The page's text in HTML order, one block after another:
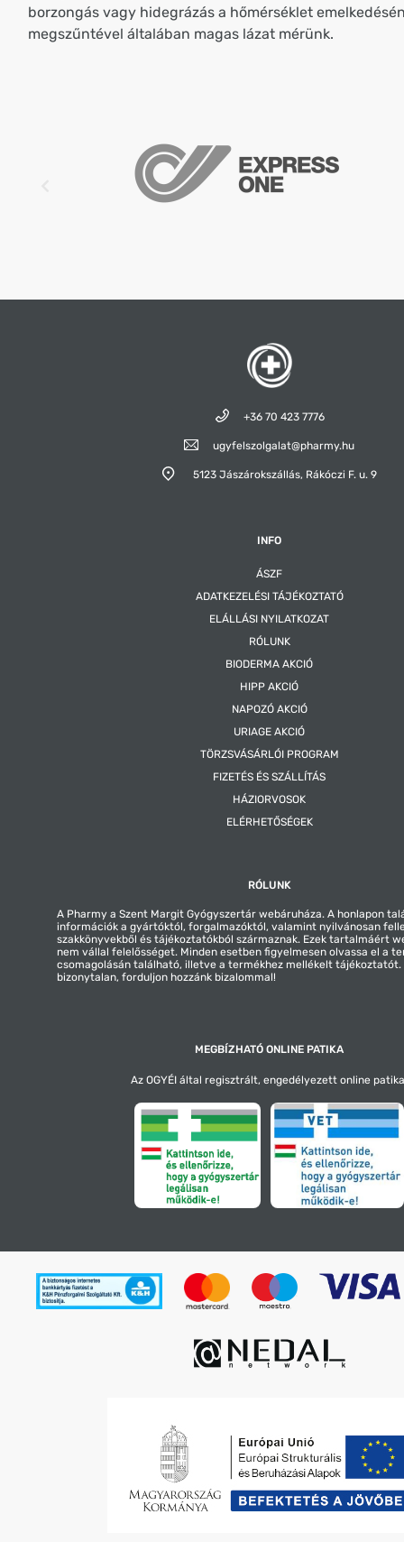
borzongás vagy hidegrázás a hőmérséklet
megszűntével általában magas lázat mérünk.
+36 70 423 7776
ugyfelszolgalat@pharmy.hu
5123 Jászárokszállás, Rákóczi F. u. 9
INFO
ÁSZF
ADATKEZELÉSI TÁJÉKOZTATÓ
ELÁLLÁSI NYILATKOZAT
RÓLUNK
BIODERMA AKCIÓ
HIPP AKCIÓ
NAPOZÓ AKCIÓ
URIAGE AKCIÓ
TÖRZSVÁSÁRLÓI PROGRAM
FIZETÉS ÉS SZÁLLÍTÁS
HÁZIORVOSOK
ELÉRHETŐSÉGEK
RÓLUNK
A Pharmy a Szent Margit Gyógyszertár webáruháza. A honlapon
információk a gyártóktól, forgalmazóktól, valamint nyilvánosan
szakkönyvekből és tájékoztatókból származnak. Ezek tartalmáért
nem vállal felelősséget. Minden esetben figyelmesen olvassa el a
csomagolásán található, illetve a termékhez mellékelt tájékoztatót.
bizonytalan, forduljon hozzánk bizalommal!
MEGBÍZHATÓ ONLINE PATIKA
Az OGYÉI által regisztrált, engedélyezett online